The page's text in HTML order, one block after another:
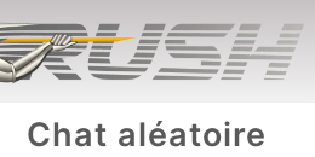
Chat aléatoire